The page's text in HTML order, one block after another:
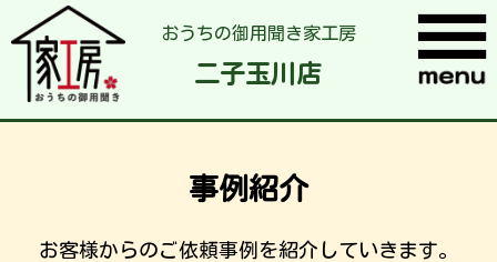
おうちの御用聞き家工房
二子玉川店
事例紹介
お客様からのご依頼事例を紹介していきます。